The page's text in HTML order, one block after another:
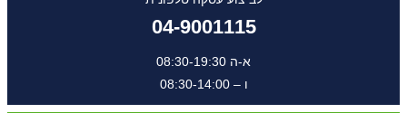
04-9001115
א-ה 08:30-19:30
ו – 08:30-14:00